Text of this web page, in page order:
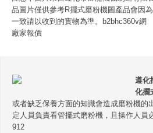
品圖片僅供參考R擺式磨粉機圖產品會因
一致請以收到的實物為準。b2bhc360v網
廠家報價
遵化
化擺
或者缺乏保養方面的知識會造成磨粉機的
定人員負責看管擺式磨粉機，且操作人員
912